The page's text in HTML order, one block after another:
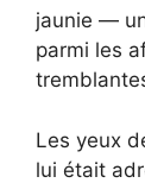
jaunie —
parmi les
Les yeux
lui était